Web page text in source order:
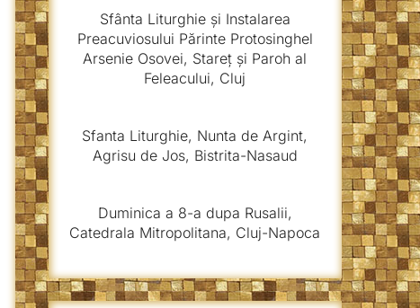
Sfânta Liturghie și Instalarea
Preacuviosului Părinte Protosinghel
Arsenie Osovei, Stareț și Paroh al
Feleacului, Cluj
Sfanta Liturghie, Nunta de Argint,
Agrisu de Jos, Bistrita-Nasaud
Duminica a 8-a dupa Rusalii,
Catedrala Mitropolitana, Cluj-Napoca